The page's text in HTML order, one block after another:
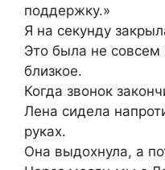
поддержку.»
Я на секунду
Это была не совсем
близкое.
Когда звонок
Лена сидела
руках.
Она выдохнула, а